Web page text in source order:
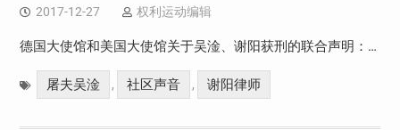
2017-12-27 权利运动编辑
德国大使馆和美国大使馆关于吴淦、谢阳获刑的联合声明：…
屠夫吴淦 , 社区声音 , 谢阳律师